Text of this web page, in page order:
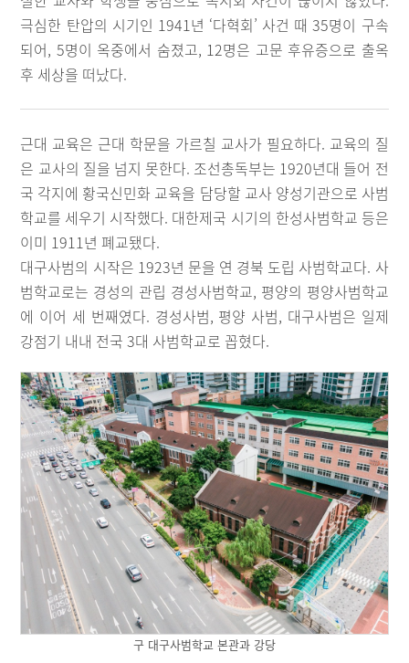
극심한 탄압의 시기인 1941년 ‘다혁회’ 사건 때 35명이 구속
되어, 5명이 옥중에서 숨졌고, 12명은 고문 후유증으로 출옥
후 세상을 떠났다.
근대 교육은 근대 학문을 가르칠 교사가 필요하다. 교육의 질
은 교사의 질을 넘지 못한다. 조선총독부는 1920년대 들어 전
국 각지에 황국신민화 교육을 담당할 교사 양성기관으로 사범
학교를 세우기 시작했다. 대한제국 시기의 한성사범학교 등은
이미 1911년 폐교됐다.
대구사범의 시작은 1923년 문을 연 경북 도립 사범학교다. 사
범학교로는 경성의 관립 경성사범학교, 평양의 평양사범학교
에 이어 세 번째였다. 경성사범, 평양 사범, 대구사범은 일제
강점기 내내 전국 3대 사범학교로 꼽혔다.
구 대구사범학교 본관과 강당